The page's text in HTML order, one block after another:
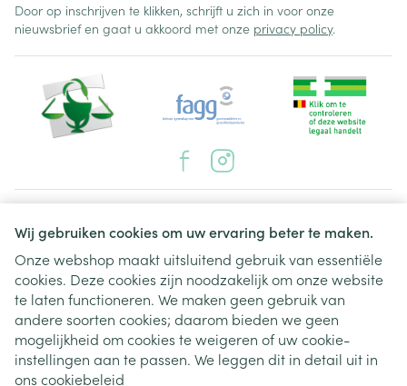
Wij gebruiken cookies om uw ervaring beter te maken.
Onze webshop maakt uitsluitend gebruik van essentiële
cookies. Deze cookies zijn noodzakelijk om onze website
te laten functioneren. We maken geen gebruik van
andere soorten cookies; daarom bieden we geen
mogelijkheid om cookies te weigeren of uw cookie-
instellingen aan te passen. We leggen dit in detail uit in
ons cookiebeleid
Door op inschrijven te klikken, schrijft u zich in voor onze
nieuwsbrief en gaat u akkoord met onze privacy policy.
Juridische links